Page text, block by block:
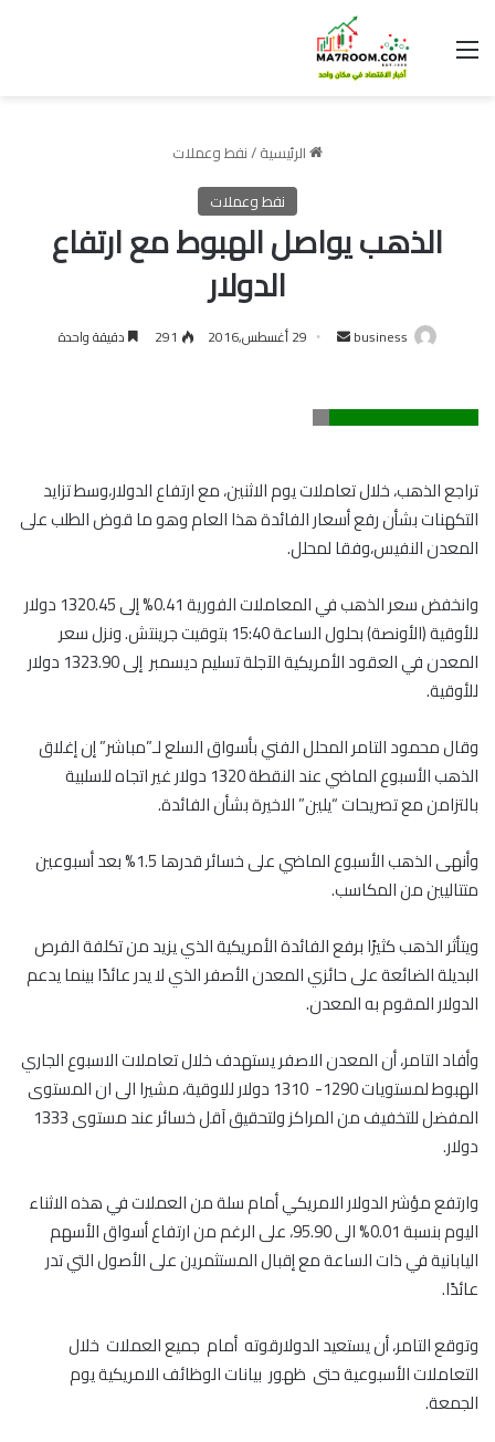
القائمة
الرئيسية/نفط وعملات
نفط وعملات
الذهب يواصل الهبوط مع ارتفاع
الدولار
business
أرسل 29 أغسطس,2016 291 دقيقة واحدة
تراجع الذهب، خلال تعاملات يوم الاثنين، مع ارتفاع الدولار،وسط تزايد
التكهنات بشأن رفع أسعار الفائدة هذا العام وهو ما قوض الطلب على
المعدن النفيس،وفقا لمحلل.
وانخفض سعر الذهب في المعاملات الفورية 0.41% إلى 1320.45 دولار
للأوقية (الأونصة) بحلول الساعة 15:40 بتوقيت جرينتش. ونزل سعر
المعدن في العقود الأمريكية الآجلة تسليم ديسمبر إلى 1323.90 دولار
للأوقية.
وقال محمود التامر المحلل الفني بأسواق السلع لـ”مباشر” إن إغلاق
الذهب الأسبوع الماضي عند النقطة 1320 دولار غير اتجاه للسلبية
بالتزامن مع تصريحات “يلين” الاخيرة بشأن الفائدة.
وأنهى الذهب الأسبوع الماضي على خسائر قدرها 1.5% بعد أسبوعين
متتاليين من المكاسب.
ويتأثر الذهب كثيرًا برفع الفائدة الأمريكية الذي يزيد من تكلفة الفرص
البديلة الضائعة على حائزي المعدن الأصفر الذي لا يدر عائدًا بينما يدعم
الدولار المقوم به المعدن.
وأفاد التامر، أن المعدن الاصفر يستهدف خلال تعاملات الاسبوع الجاري
الهبوط لمستويات 1290- 1310 دولار للاوقية، مشيرا الى ان المستوى
المفضل للتخفيف من المراكز ولتحقيق آقل خسائر عند مستوى 1333
دولار.
وارتفع مؤشر الدولار الامريكي أمام سلة من العملات في هذه الاثناء
اليوم بنسبة 0.01% الى 95.90، على الرغم من ارتفاع أسواق الأسهم
اليابانية في ذات الساعة مع إقبال المستثمرين على الأصول التي تدر
عائدًا.
وتوقع التامر، أن يستعيد الدولارقوته أمام جميع العملات خلال
التعاملات الأسبوعية حتى ظهور بيانات الوظائف الامريكية يوم
الجمعة.